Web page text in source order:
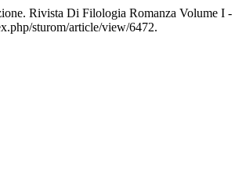
Rivista Di Filologia Romanza Volume I
sturom/article/view/6472.